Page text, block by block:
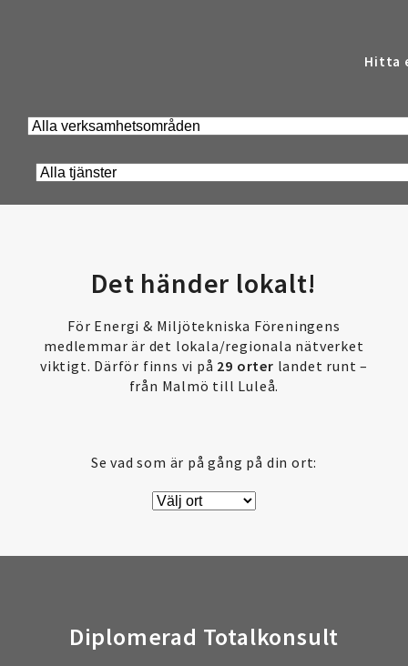
Hitta
Det händer lokalt!
För Energi & Miljötekniska Föreningens
medlemmar är det lokala/regionala nätverket
viktigt. Därför finns vi på 29 orter landet runt –
från Malmö till Luleå.
Se vad som är på gång på din ort:
Diplomerad Totalkonsult